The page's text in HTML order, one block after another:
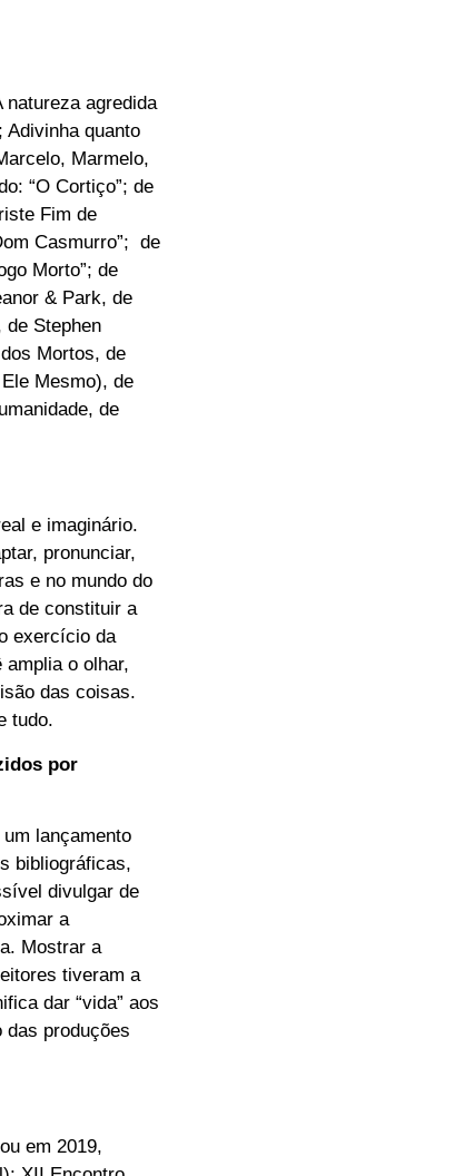
agredida
Adivinha quanto
Marmelo,
“O Cortiço”; de
Fim de
Casmurro”; de
Morto”; de
& Park, de
de Stephen
Mortos, de
Mesmo), de
de
e imaginário.
pronunciar,
e no mundo do
de constituir a
exercício da
o olhar,
das coisas.
tudo.
por
lançamento
bibliográficas,
divulgar de
a
Mostrar a
tiveram a
dar “vida” aos
produções
em 2019,